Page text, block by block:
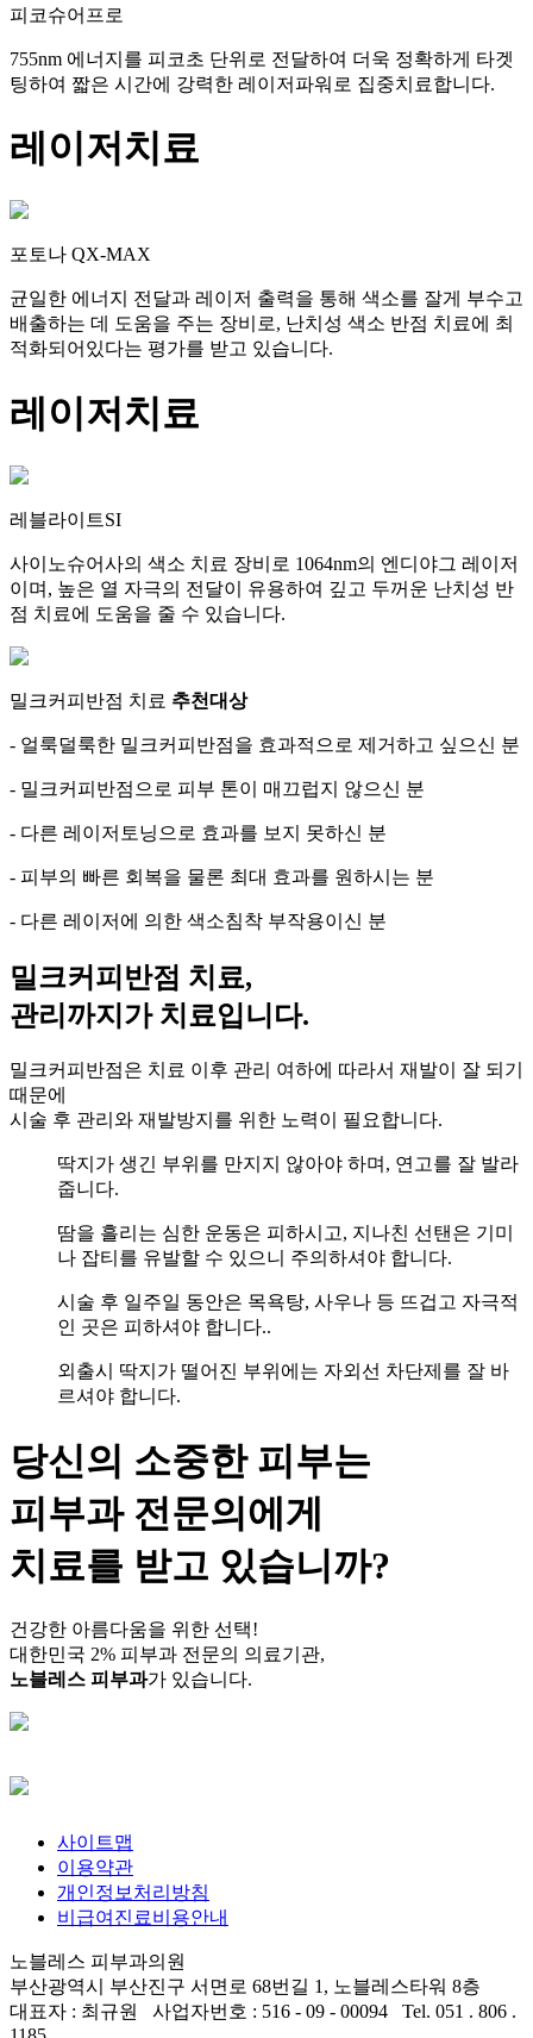
피코슈어프로
755nm 에너지를 피코초 단위로 전달하여 더욱 정확하게 타겟
팅하여 짧은 시간에 강력한 레이저파워로 집중치료합니다.
레이저치료
포토나 QX-MAX
균일한 에너지 전달과 레이저 출력을 통해 색소를 잘게 부수고
배출하는 데 도움을 주는 장비로, 난치성 색소 반점 치료에 최
적화되어있다는 평가를 받고 있습니다.
레이저치료
레블라이트SI
사이노슈어사의 색소 치료 장비로 1064nm의 엔디야그 레이저
이며, 높은 열 자극의 전달이 유용하여 깊고 두꺼운 난치성 반
점 치료에 도움을 줄 수 있습니다.
밀크커피반점 치료 추천대상
- 얼룩덜룩한 밀크커피반점을 효과적으로 제거하고 싶으신 분
- 밀크커피반점으로 피부 톤이 매끄럽지 않으신 분
- 다른 레이저토닝으로 효과를 보지 못하신 분
- 피부의 빠른 회복을 물론 최대 효과를 원하시는 분
- 다른 레이저에 의한 색소침착 부작용이신 분
밀크커피반점 치료,
관리까지가 치료입니다.
밀크커피반점은 치료 이후 관리 여하에 따라서 재발이 잘 되기
때문에
시술 후 관리와 재발방지를 위한 노력이 필요합니다.
딱지가 생긴 부위를 만지지 않아야 하며, 연고를 잘 발라
줍니다.
땀을 흘리는 심한 운동은 피하시고, 지나친 선탠은 기미
나 잡티를 유발할 수 있으니 주의하셔야 합니다.
시술 후 일주일 동안은 목욕탕, 사우나 등 뜨겁고 자극적
인 곳은 피하셔야 합니다..
외출시 딱지가 떨어진 부위에는 자외선 차단제를 잘 바
르셔야 합니다.
당신의 소중한 피부는
피부과 전문의에게
치료를 받고 있습니까?
건강한 아름다움을 위한 선택!
대한민국 2% 피부과 전문의 의료기관,
노블레스 피부과가 있습니다.
사이트맵
이용약관
개인정보처리방침
비급여진료비용안내
노블레스 피부과의원
부산광역시 부산진구 서면로 68번길 1, 노블레스타워 8층
대표자 : 최규원 사업자번호 : 516 - 09 - 00094 Tel. 051 . 806 .